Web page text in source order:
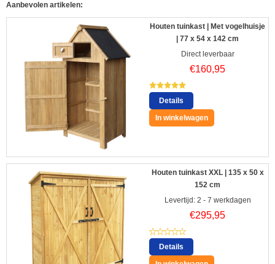
Aanbevolen artikelen:
Houten tuinkast | Met vogelhuisje
| 77 x 54 x 142 cm
Direct leverbaar
€160,95
Details
In winkelwagen
Houten tuinkast XXL | 135 x 50 x
152 cm
Levertijd: 2 - 7 werkdagen
€295,95
Details